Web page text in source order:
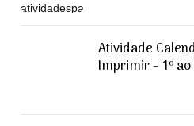
Atividade
Imprimir – 1º ao